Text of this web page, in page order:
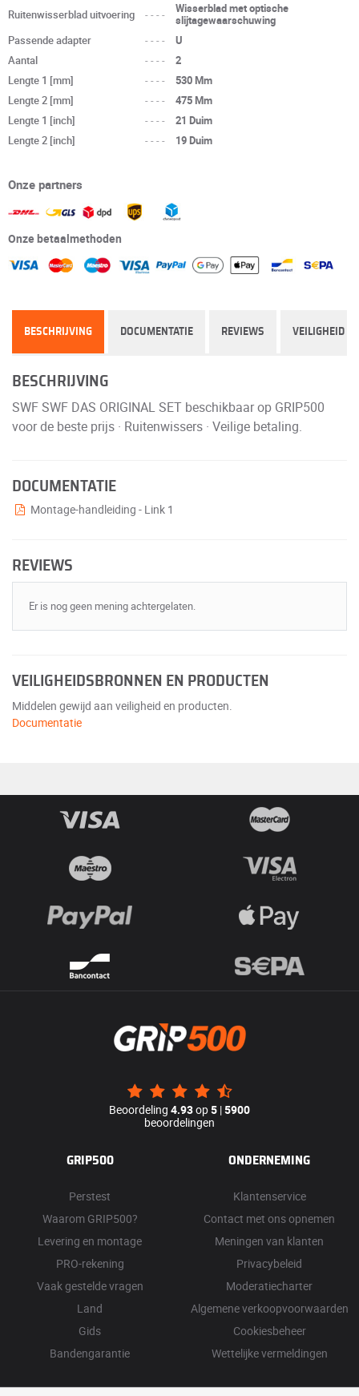
Ruitenwisserblad uitvoering
----
Wisserblad met optische
slijtagewaarschuwing
Passende adapter
----
U
Aantal
----
2
Lengte 1 [mm]
----
530 Mm
Lengte 2 [mm]
----
475 Mm
Lengte 1 [inch]
----
21 Duim
Lengte 2 [inch]
---- 19 Duim
Onze partners
Onze betaalmethoden
BESCHRIJVING DOCUMENTATIE REVIEWS VEILIGHEID
BESCHRIJVING
SWF SWF DAS ORIGINAL SET beschikbaar op GRIP500
voor de beste prijs · Ruitenwissers · Veilige betaling.
DOCUMENTATIE
Montage-handleiding - Link 1
REVIEWS
Er is nog geen mening achtergelaten.
VEILIGHEIDSBRONNEN EN PRODUCTEN
Middelen gewijd aan veiligheid en producten.
Documentatie
Beoordeling 4.93op5 |5900
beoordelingen
GRIP500
Perstest
Waarom GRIP500?
Levering en montage
PRO-rekening
Vaak gestelde vragen
Land
Gids
Bandengarantie
ONDERNEMING
Klantenservice
Contact met ons opnemen
Meningen van klanten
Privacybeleid
Moderatiecharter
Algemene verkoopvoorwaarden
Cookiesbeheer
Wettelijke vermeldingen